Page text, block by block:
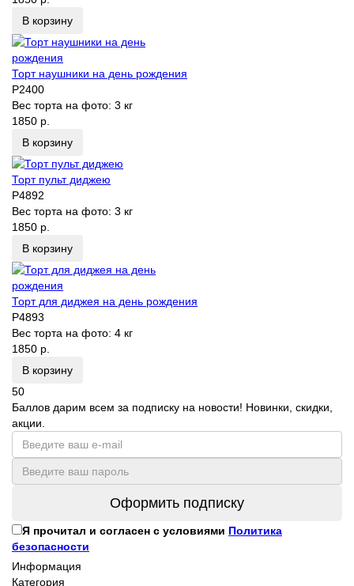
В корзину
Торт наушники на день рождения
P2400
Вес торта на фото: 3 кг
1850 р.
В корзину
Торт пульт диджею
P4892
Вес торта на фото: 3 кг
1850 р.
В корзину
Торт для диджея на день рождения
P4893
Вес торта на фото: 4 кг
1850 р.
В корзину
50
Баллов дарим всем за подписку на новости! Новинки, скидки,
акции.
Оформить подписку
Я прочитал и согласен с условиями Политика
безопасности
Информация
Категория